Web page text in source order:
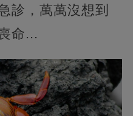
診，萬萬沒想到
命...